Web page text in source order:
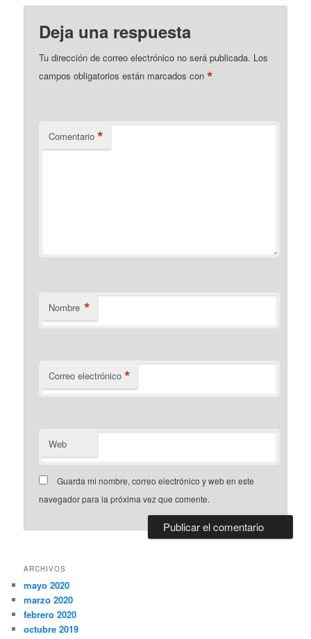
Deja una respuesta
Tu dirección de correo electrónico no será publicada. Los
campos obligatorios están marcados con*
Comentario *
Nombre *
Correo electrónico *
Web
Guarda mi nombre, correo electrónico y web en este
navegador para la próxima vez que comente.
ARCHIVOS
mayo 2020
marzo 2020
febrero 2020
octubre 2019